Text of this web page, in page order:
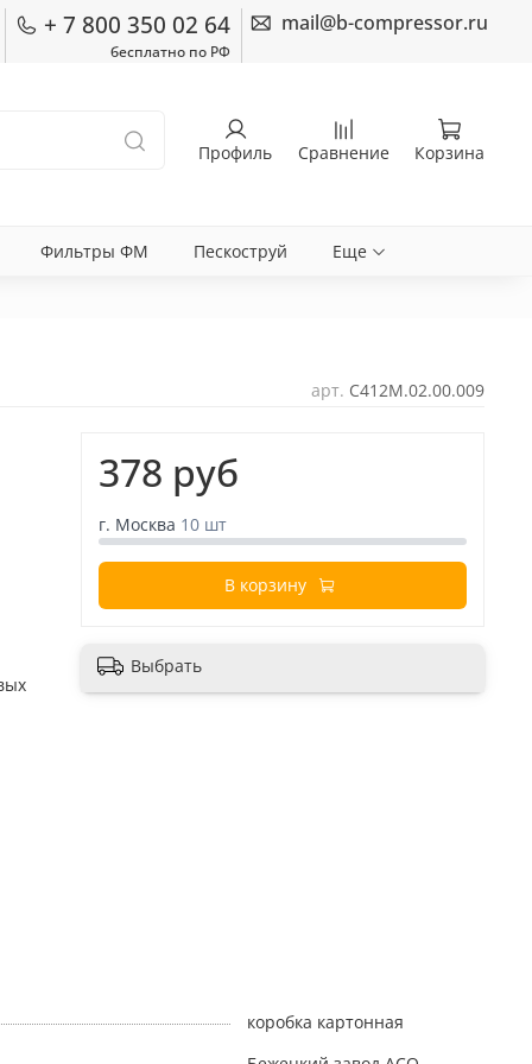
+ 7 800 350 02 64
бесплатно по РФ
mail@b-compressor.ru
Профиль Сравнение Корзина
Фильтры ФМ Пескоструй Еще
арт. С412М.02.00.009
378 руб
г. Москва 10 шт
В корзину
Выбрать
коробка картонная